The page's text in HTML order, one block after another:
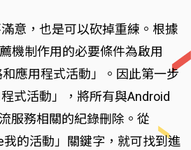
意，也是可以砍掉重練。根據
機制作用的必要條件為啟用
應用程式活動」。因此第一步
式活動」，將所有與Android
服務相關的紀錄刪除。從
我的活動」關鍵字，就可找到進